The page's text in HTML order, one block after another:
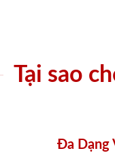
Tại sao
Đa Dạng